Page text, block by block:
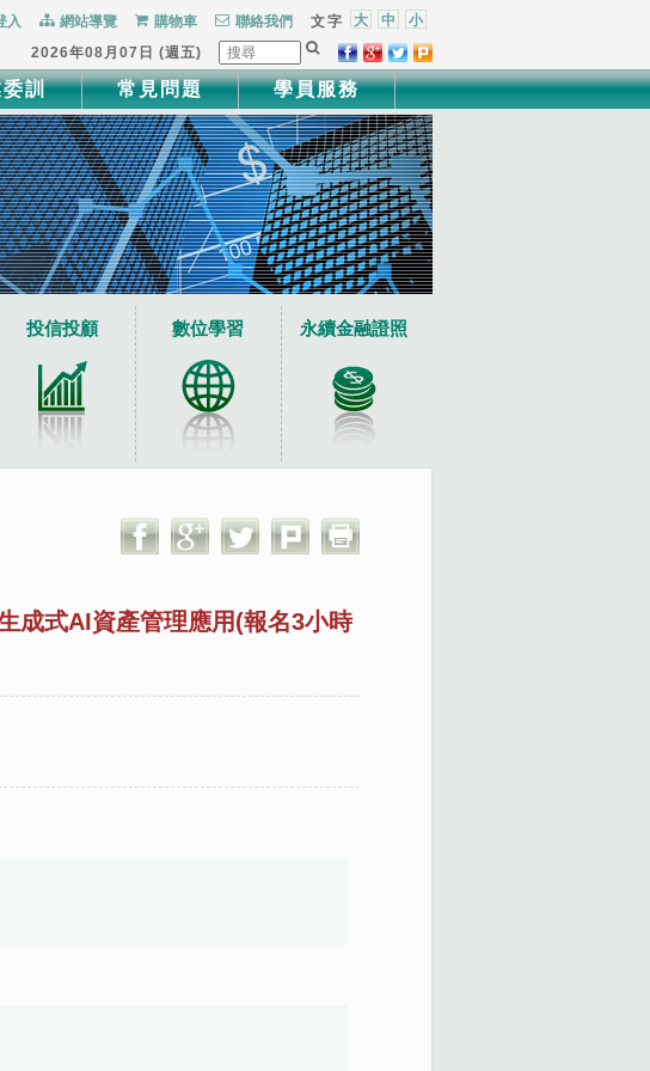
入 網站導覽 購物車 聯絡我們 文字 大 中
小
2026年08月07日 (週五)
訓 常見問題 學員服務
投信投顧 數位學習 永續金融證照
成式AI資產管理應用(報名3小時